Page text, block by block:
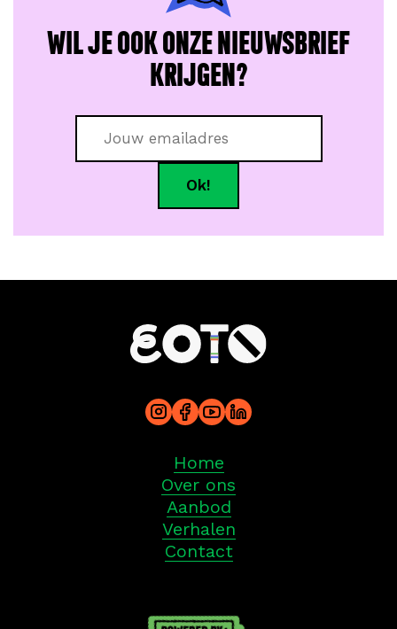
WIL JE OOK ONZE NIEUWSBRIEF
KRIJGEN?
Ok!
Home
Over ons
Aanbod
Verhalen
Contact